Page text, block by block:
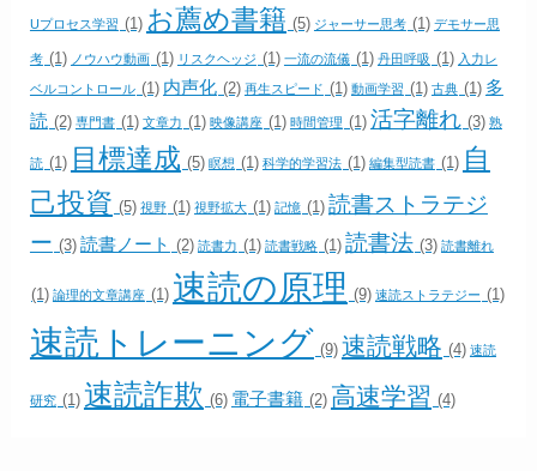
Uプロセス学習 (1) お薦め書籍 (5) ジャーサー思考 (1) デモサー思
考 (1) ノウハウ動画 (1) リスクヘッジ (1) 一流の流儀 (1) 丹田呼吸 (1) 入力レ
ベルコントロール (1) 内声化 (2) 再生スピード (1) 動画学習 (1) 古典 (1) 多
読 (2) 専門書 (1) 文章力 (1) 映像講座 (1) 時間管理 (1) 活字離れ (3) 熟
読 (1) 目標達成 (5) 瞑想 (1) 科学的学習法 (1) 編集型読書 (1) 自
己投資 (5) 視野 (1) 視野拡大 (1) 記憶 (1) 読書ストラテジ
ー (3) 読書ノート (2) 読書力 (1) 読書戦略 (1) 読書法 (3) 読書離れ
(1) 論理的文章講座 (1) 速読の原理 (9) 速読ストラテジー (1)
速読トレーニング (9) 速読戦略 (4) 速読
研究 (1) 速読詐欺 (6) 電子書籍 (2) 高速学習 (4)